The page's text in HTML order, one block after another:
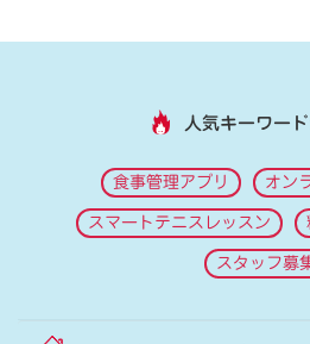
人気キーワー
食事管理アプリ オン
スマートテニスレッスン
スタッフ募